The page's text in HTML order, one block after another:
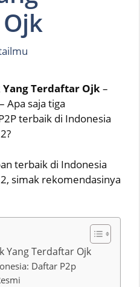
Yang Terdaftar Ojk–
Apa saja tiga
terbaik di Indonesia
terbaik di Indonesia
simak rekomendasinya
Yang Terdaftar Ojk
Daftar P2p